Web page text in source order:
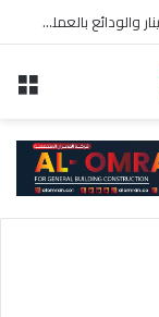
بنك الكويت المركزي: رصيد الذهب 31.8 مليون دينار والودائع بالعملة الأجنبية 9 مليارات دينار